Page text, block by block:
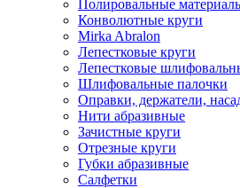
Полировальные
Конволютные круги
Mirka Abralon
Лепестковые круги
Лепестковые
Шлифовальные палочки
Оправки, держатели,
Нити абразивные
Зачистные круги
Отрезные круги
Губки абразивные
Салфетки